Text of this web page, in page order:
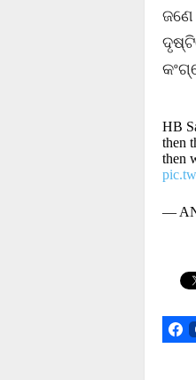
ଜଣେ
HB
then
then
—